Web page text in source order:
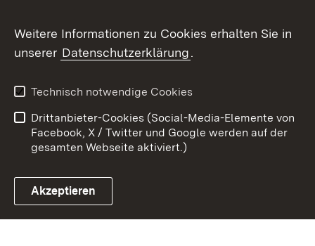
Link zum Landesportal
Barrierefreiheit
Benutzungshinweise
Impressum
Cookies
Weitere Informationen zu Cookies erhalten Sie in
unserer Datenschutzerklärung.
Technisch notwendige Cookies
Drittanbieter-Cookies (Social-Media-Elemente von
Facebook, X / Twitter und Google werden auf der
gesamten Webseite aktiviert.)
Akzeptieren